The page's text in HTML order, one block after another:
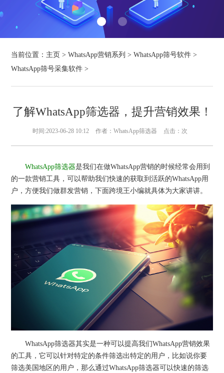
当前位置： 主页 >WhatsApp营销系列 >WhatsApp筛号软件 >
WhatsApp筛号采集软件 >
了解WhatsApp筛选器，提升营销效果！
时间:2023-06-28 10:12 作者：WhatsApp筛选器 点击： 次
WhatsApp筛选器是我们在做WhatsApp营销的时候经常会用到
的一款营销工具，可以帮助我们快速的获取到活跃的WhatsApp用
户，方便我们做群发营销，下面跨境王小编就具体为大家讲讲。
WhatsApp筛选器其实是一种可以提高我们WhatsApp营销效果
的工具，它可以针对特定的条件筛选出特定的用户，比如说你要
筛选美国地区的用户，那么通过WhatsApp筛选器可以快速的筛选